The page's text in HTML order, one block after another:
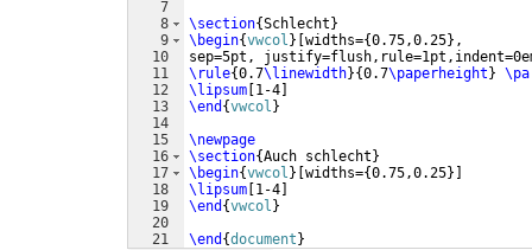
7
8
9
10
11
12
13
14
15
16
17
18
19
20
21
\section{Schlecht }
\begin{vwcol } widths={0.75,0.25} ,
sep=5pt,
\rule{0.7\linewidth}{0.7\paperheight }
\lipsum 1-4
\end {vwcol }
\newpage
\section{Auch schlecht }
\begin{vwcol } widths={0.75,0.25}]
\lipsum 1-4
\end {vwcol }
\end {document }